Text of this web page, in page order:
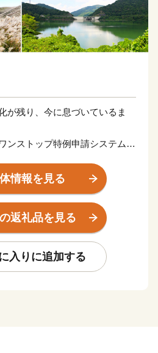
が残り、今に息づいているま
ンストップ特例申請システム
東、面積の7割は森林という
。 市の玄関口「河内長野駅」
から電車で約30分。市街地から
メートルの岩湧山山頂は、秋
。 市内には多くの文化財が現
情報を見る
返礼品を見る
入りに追加する